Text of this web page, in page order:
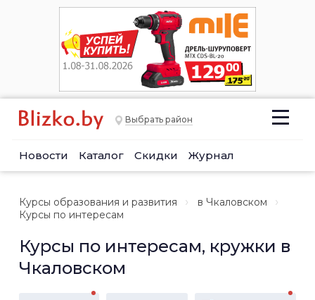
Выбрать район
Новости Каталог Скидки Журнал
Курсы образования и развития
в Чкаловском
Курсы по интересам
Курсы по интересам, кружки в
Чкаловском